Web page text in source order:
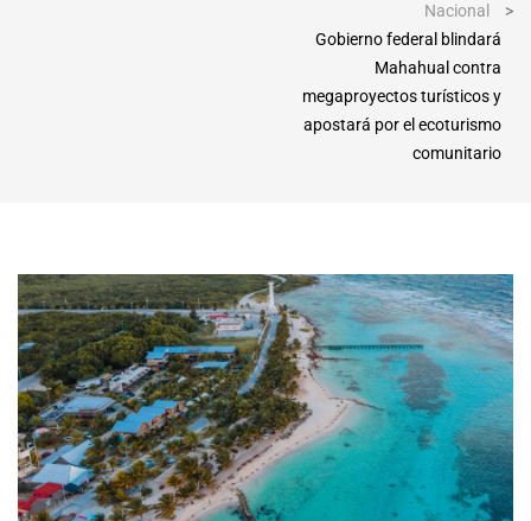
Nacional
>
Gobierno federal blindará
Mahahual contra
megaproyectos turísticos y
apostará por el ecoturismo
comunitario